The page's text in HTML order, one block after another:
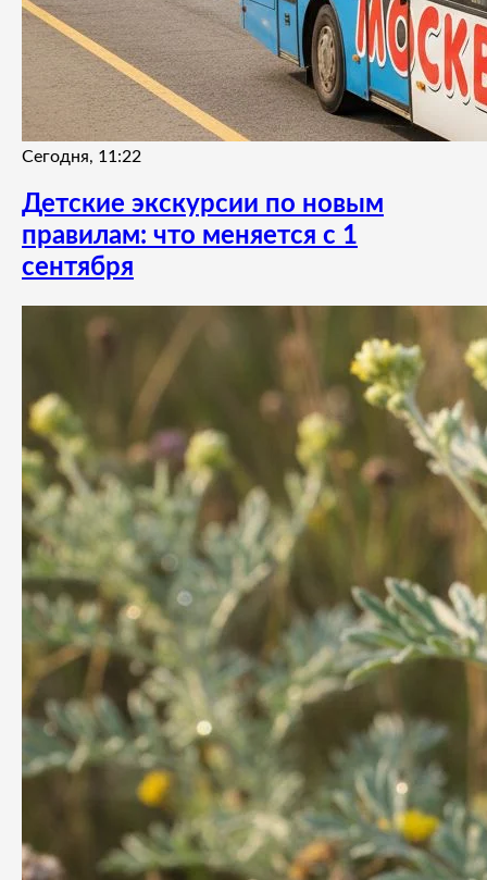
Сегодня, 11:22
Детские экскурсии по новым
правилам: что меняется с 1
сентября